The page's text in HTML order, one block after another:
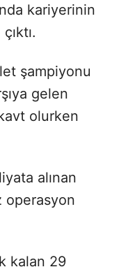
kariyerinin
şampiyonu
gelen
olurken
alınan
operasyon
kalan 29